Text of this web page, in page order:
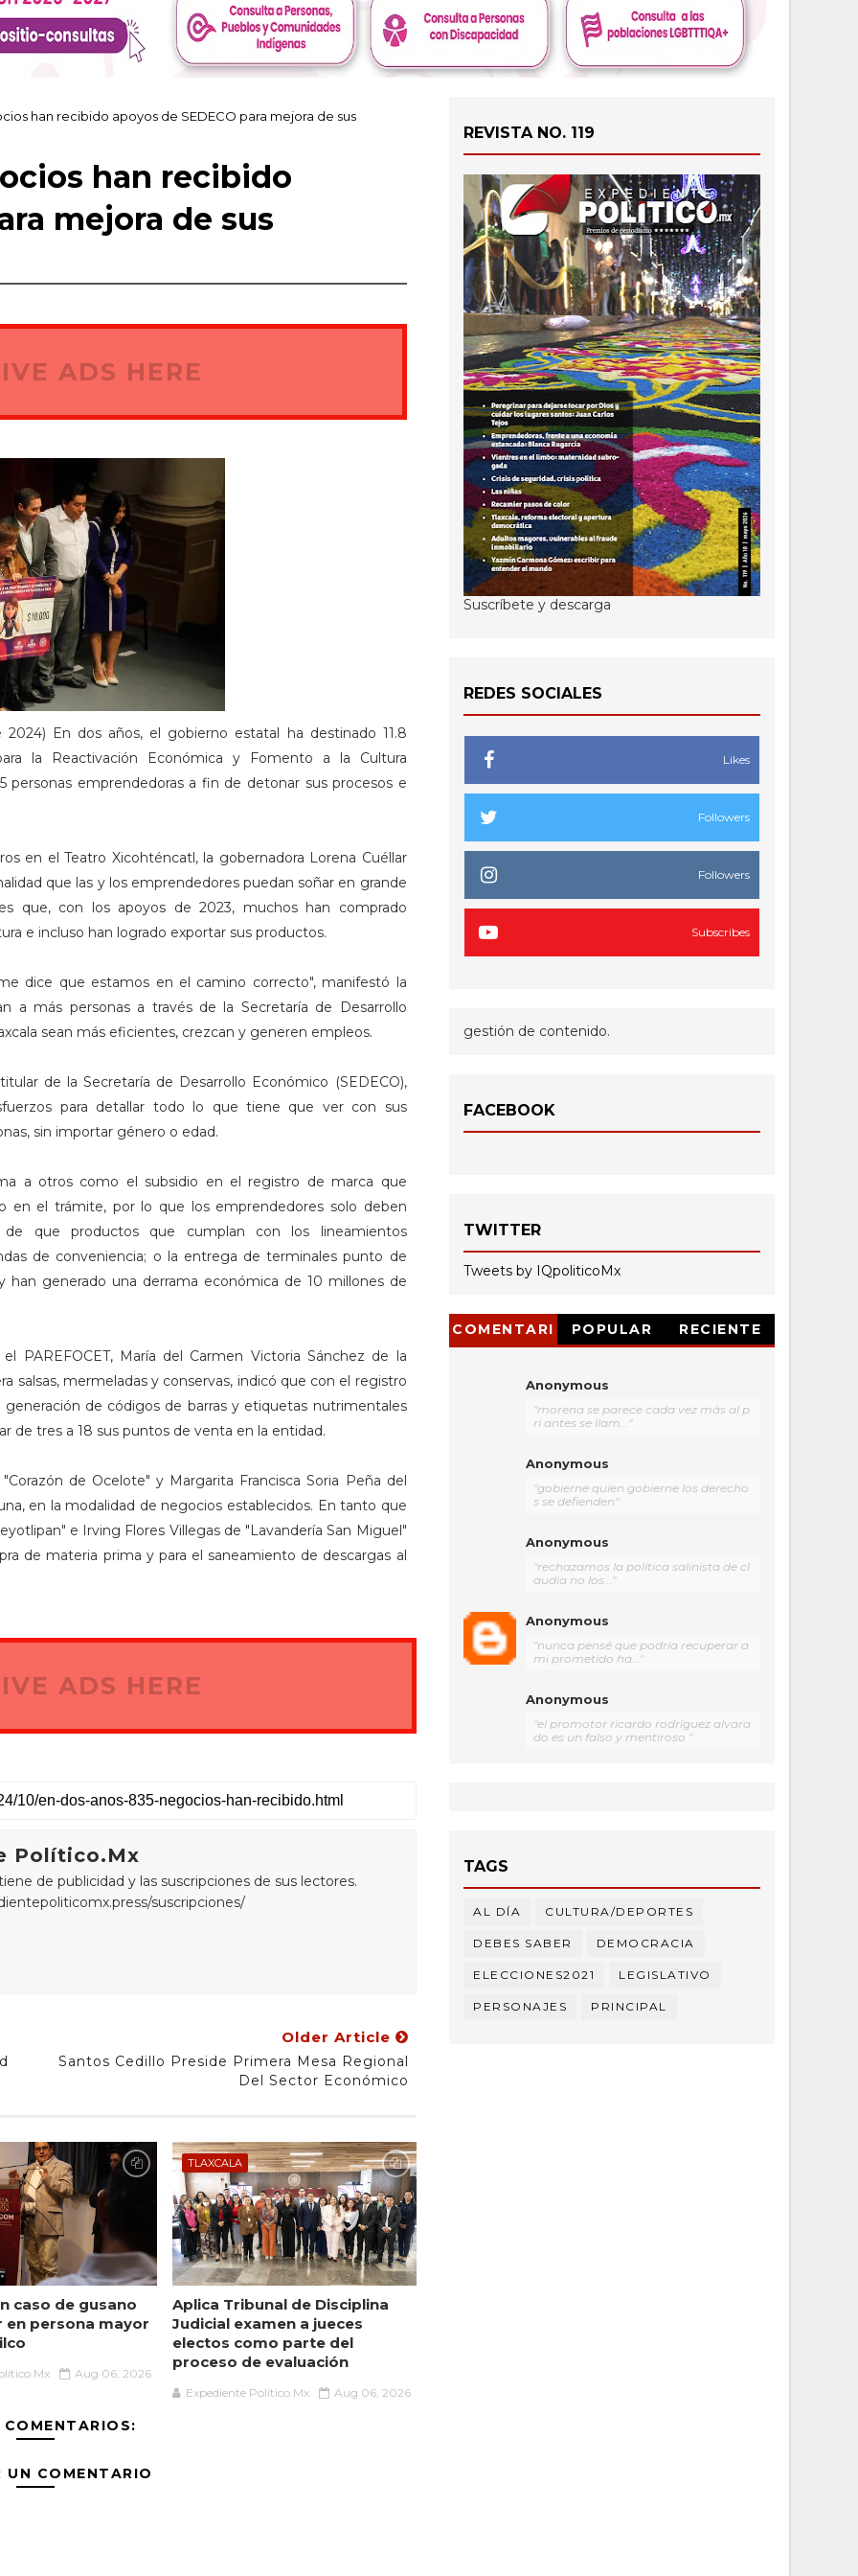
han recibido apoyos de SEDECO para mejora de sus
han recibido
mejora de sus
ADS HERE
En dos años, el gobierno estatal ha destinado 11.8
la Reactivación Económica y Fomento a la Cultura
personas emprendedoras a fin de detonar sus procesos e
en el Teatro Xicohténcatl, la gobernadora Lorena Cuéllar
que las y los emprendedores puedan soñar en grande
que, con los apoyos de 2023, muchos han comprado
e incluso han logrado exportar sus productos.
dice que estamos en el camino correcto", manifestó la
a más personas a través de la Secretaría de Desarrollo
sean más eficientes, crezcan y generen empleos.
de la Secretaría de Desarrollo Económico (SEDECO),
para detallar todo lo que tiene que ver con sus
sin importar género o edad.
a otros como el subsidio en el registro de marca que
el trámite, por lo que los emprendedores solo deben
de que productos que cumplan con los lineamientos
de conveniencia; o la entrega de terminales punto de
generado una derrama económica de 10 millones de
PAREFOCET, María del Carmen Victoria Sánchez de la
salsas, mermeladas y conservas, indicó que con el registro
de códigos de barras y etiquetas nutrimentales
de tres a 18 sus puntos de venta en la entidad.
de Ocelote" y Margarita Francisca Soria Peña del
en la modalidad de negocios establecidos. En tanto que
e Irving Flores Villegas de "Lavandería San Miguel"
de materia prima y para el saneamiento de descargas al
ADS HERE
Político.Mx
de publicidad y las suscripciones de sus lectores.
suscripciones/
Older Article
Santos Cedillo Preside Primera Mesa Regional
Del Sector Económico
caso de gusano
en persona mayor
Aug 06, 2026
TLAXCALA
Aplica Tribunal de Disciplina
Judicial examen a jueces
electos como parte del
proceso de evaluación
Expediente Político.Mx Aug 06, 2026
UN COMENTARIO
REVISTA NO. 119
Suscríbete y descarga
REDES SOCIALES
Likes
Followers
Followers
Subscribes
gestión de contenido.
FACEBOOK
TWITTER
Tweets by IQpoliticoMx
COMENTARI
POPULAR RECIENTE
Anonymous
"morena se parece cada vez más al p
ri antes se llam..."
Anonymous
"gobierne quien gobierne los derecho
s se defienden"
Anonymous
"rechazamos la política salinista de cl
audia no los..."
Anonymous
"nunca pensé que podría recuperar a
mi prometido ha..."
Anonymous
"el promotor ricardo rodríguez alvara
do es un falso y mentiroso "
TAGS
AL DÍA CULTURA/DEPORTES
DEBES SABER DEMOCRACIA
ELECCIONES2021 LEGISLATIVO
PERSONAJES PRINCIPAL